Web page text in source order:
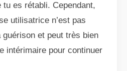
tu es rétabli. Cependant,
utilisatrice n’est pas
guérison et peut très bien
intérimaire pour continuer